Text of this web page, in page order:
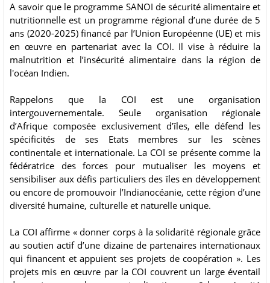
A savoir que le programme SANOI de sécurité alimentaire et
nutritionnelle est un programme régional d’une durée de 5
ans (2020-2025) financé par l’Union Européenne (UE) et mis
en œuvre en partenariat avec la COI. Il vise à réduire la
malnutrition et l’insécurité alimentaire dans la région de
l'océan Indien.
Rappelons que la COI est une organisation
intergouvernementale. Seule organisation régionale
d’Afrique composée exclusivement d’îles, elle défend les
spécificités de ses Etats membres sur les scènes
continentale et internationale. La COI se présente comme la
fédératrice des forces pour mutualiser les moyens et
sensibiliser aux défis particuliers des îles en développement
ou encore de promouvoir l’Indianocéanie, cette région d’une
diversité humaine, culturelle et naturelle unique.
La COI affirme « donner corps à la solidarité régionale grâce
au soutien actif d’une dizaine de partenaires internationaux
qui financent et appuient ses projets de coopération ». Les
projets mis en œuvre par la COI couvrent un large éventail